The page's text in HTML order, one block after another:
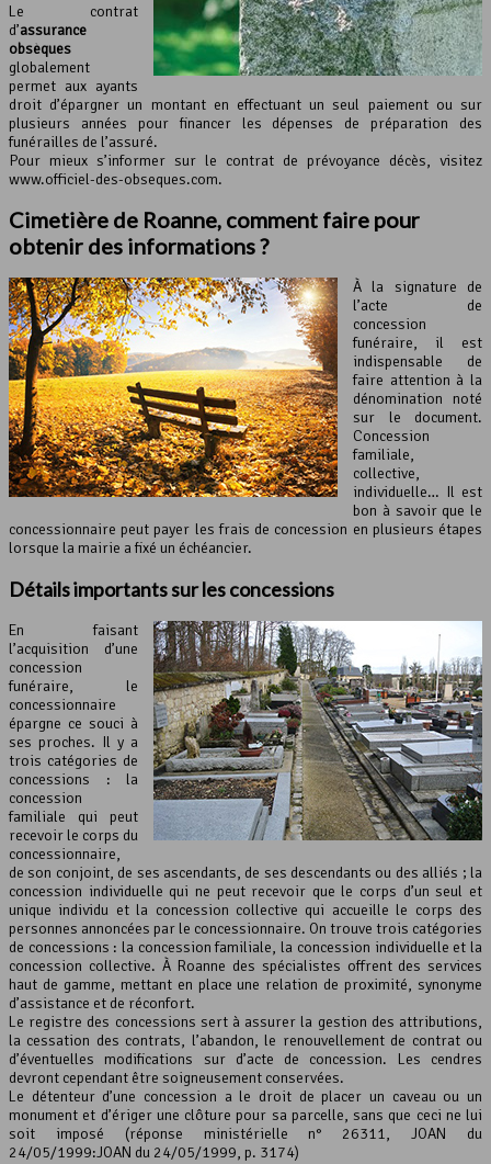
Le contrat
d’assurance
obsèques
globalement
permet aux ayants
droit d’épargner un montant en effectuant un seul paiement ou sur
plusieurs années pour financer les dépenses de préparation des
funérailles de l’assuré.
Pour mieux s’informer sur le contrat de prévoyance décès, visitez
www.officiel-des-obseques.com.
Cimetière de Roanne, comment faire pour
obtenir des informations ?
À la signature de
l’acte de
concession
funéraire, il est
indispensable de
faire attention à la
dénomination noté
sur le document.
Concession
familiale,
collective,
individuelle… Il est
bon à savoir que le
concessionnaire peut payer les frais de concession en plusieurs étapes
lorsque la mairie a fixé un échéancier.
Détails importants sur les concessions
En faisant
l’acquisition d’une
concession
funéraire, le
concessionnaire
épargne ce souci à
ses proches. Il y a
trois catégories de
concessions : la
concession
familiale qui peut
recevoir le corps du
concessionnaire,
de son conjoint, de ses ascendants, de ses descendants ou des alliés ; la
concession individuelle qui ne peut recevoir que le corps d’un seul et
unique individu et la concession collective qui accueille le corps des
personnes annoncées par le concessionnaire. On trouve trois catégories
de concessions : la concession familiale, la concession individuelle et la
concession collective. À Roanne des spécialistes offrent des services
haut de gamme, mettant en place une relation de proximité, synonyme
d’assistance et de réconfort.
Le registre des concessions sert à assurer la gestion des attributions,
la cessation des contrats, l’abandon, le renouvellement de contrat ou
d’éventuelles modifications sur d’acte de concession. Les cendres
devront cependant être soigneusement conservées.
Le détenteur d’une concession a le droit de placer un caveau ou un
monument et d’ériger une clôture pour sa parcelle, sans que ceci ne lui
soit imposé (réponse ministérielle n° 26311, JOAN du
24/05/1999:JOAN du 24/05/1999, p. 3174)